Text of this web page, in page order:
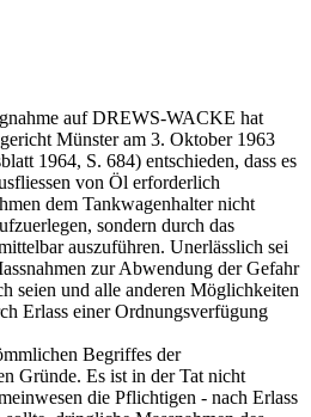
auf DREWS-WACKE hat
Münster am 3. Oktober 1963
1964, S. 684) entschieden, dass es
von Öl erforderlich
dem Tankwagenhalter nicht
sondern durch das
auszuführen. Unerlässlich sei
zur Abwendung der Gefahr
seien und alle anderen Möglichkeiten
Erlass einer Ordnungsverfügung
Begriffes der
Gründe. Es ist in der Tat nicht
die Pflichtigen - nach Erlass